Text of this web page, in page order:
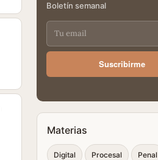
Boletín semanal
Suscribirme
Materias
Digital Procesal Penal